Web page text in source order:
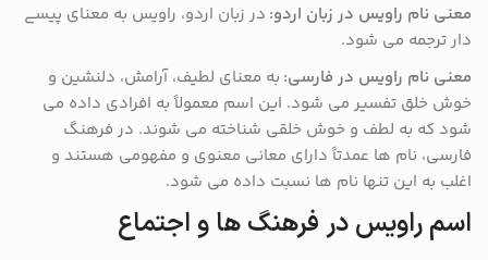
معنی نام راویس در زبان اردو: در زبان اردو، راویس به معنای پیسے
دار ترجمه می شود.
معنی نام راویس در فارسی: به معنای لطیف، آرامش، دلنشین و
خوش خلق تفسیر می شود. این اسم معمولاً به افرادی داده می
شود که به لطف و خوش خلقی شناخته می شوند. در فرهنگ
فارسی، نام ها عمدتاً دارای معانی معنوی و مفهومی هستند و
اغلب به این تنها نام ها نسبت داده می شود.
اسم راویس در فرهنگ ها و اجتماع